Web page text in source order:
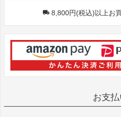
8,800円(税込)以上お
お支払